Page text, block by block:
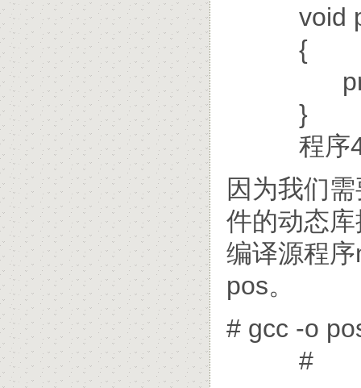
void
{
}
程序4:
因为我们
件的动态
编译源程
pos。
# gcc -o
#